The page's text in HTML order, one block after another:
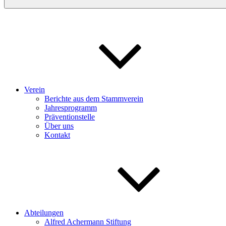
Verein
Berichte aus dem Stammverein
Jahresprogramm
Präventionstelle
Über uns
Kontakt
Abteilungen
Alfred Achermann Stiftung